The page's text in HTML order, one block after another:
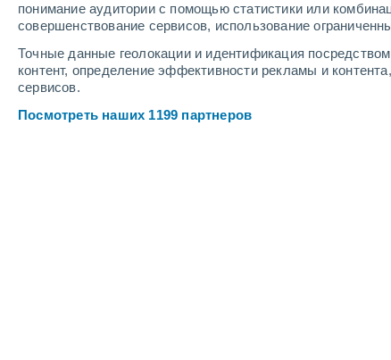
понимание аудитории с помощью статистики или
совершенствование сервисов, использование
Точные данные геолокации и идентификация
контент, определение эффективности рекламы и
сервисов.
Посмотреть наших 1199 партнеров